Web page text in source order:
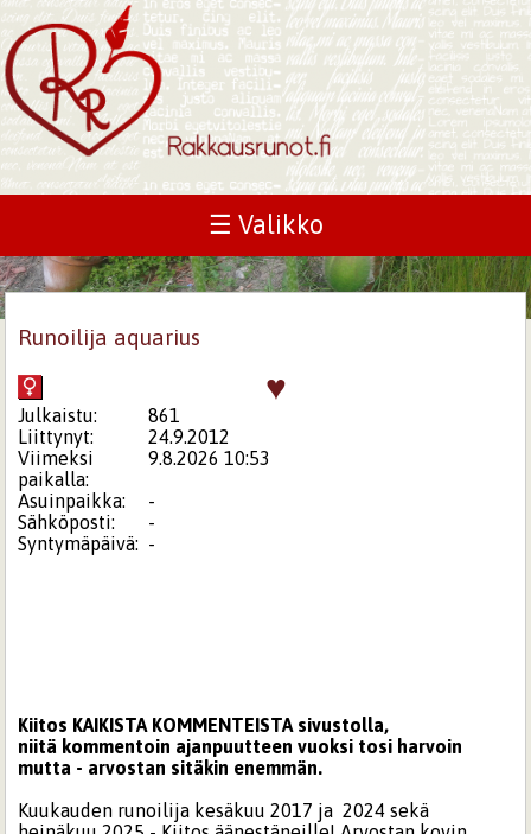
☰ Valikko
Runoilija aquarius
♥
Julkaistu:
861
Liittynyt:
24.9.2012
Viimeksi
paikalla:
9.8.2026 10:53
Asuinpaikka:
-
Sähköposti:
-
Syntymäpäivä: -
Kiitos KAIKISTA KOMMENTEISTA sivustolla,
niitä kommentoin ajanpuutteen vuoksi tosi harvoin
mutta - arvostan sitäkin enemmän.
Kuukauden runoilija kesäkuu 2017 ja 2024 sekä